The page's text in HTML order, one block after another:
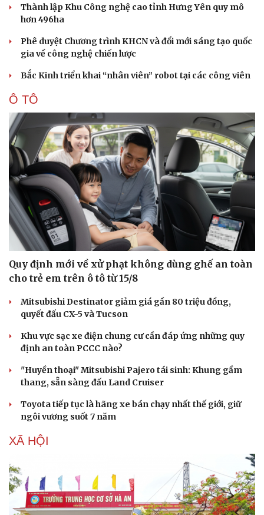
Sức khỏe
Cây thuốc
Sản phụ khoa
Nam khoa
Phòng mạch online
Ăn sạch sống khỏe
Đời sống
Blog
Thành lập Khu Công nghệ cao tỉnh Hưng Yên quy mô
hơn 496ha
Phê duyệt Chương trình KHCN và đổi mới sáng tạo quốc
gia về công nghệ chiến lược
Bắc Kinh triển khai “nhân viên” robot tại các công viên
Ô TÔ
Quy định mới về xử phạt không dùng ghế an toàn
cho trẻ em trên ô tô từ 15/8
Mitsubishi Destinator giảm giá gần 80 triệu đồng,
quyết đấu CX-5 và Tucson
Khu vực sạc xe điện chung cư cần đáp ứng những quy
định an toàn PCCC nào?
"Huyền thoại" Mitsubishi Pajero tái sinh: Khung gầm
thang, sẵn sàng đấu Land Cruiser
Toyota tiếp tục là hãng xe bán chạy nhất thế giới, giữ
ngôi vương suốt 7 năm
XÃ HỘI